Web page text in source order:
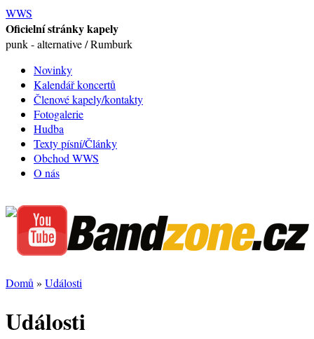
WWS
Oficielní stránky kapely
punk - alternative / Rumburk
Novinky
Kalendář koncertů
Členové kapely/kontakty
Fotogalerie
Hudba
Texty písní/Články
Obchod WWS
O nás
Domů » Události
Události